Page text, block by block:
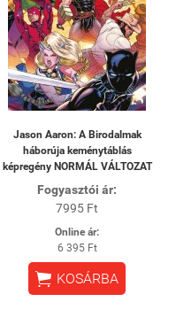
Jason Aaron: A Birodalmak
háborúja keménytáblás
képregény NORMÁL VÁLTOZAT
Fogyasztói ár:
7995 Ft
Online ár:
6 395 Ft
 KOSÁRBA